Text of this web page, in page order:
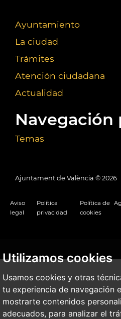
Utilizamos cookies
Usamos cookies y otras
tu experiencia de navegación
mostrarte contenidos
adecuados, para analizar el
Ayuntamiento
La ciudad
Trámites
Atención ciudadana
Actualidad
Navegación
Temas
Ajuntament de València © 2026
Aviso
legal
Política
privacidad
Política de
cookies